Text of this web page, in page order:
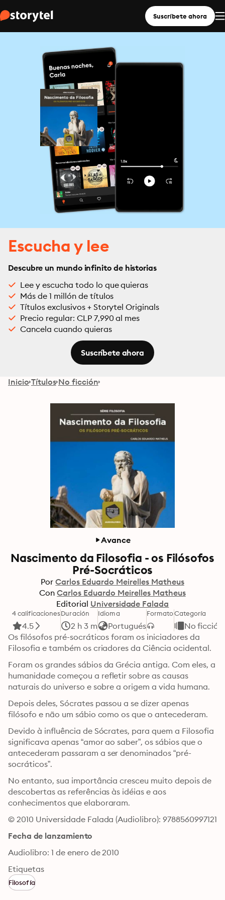
Suscríbete ahora
Escucha y lee
Descubre un mundo infinito de historias
Lee y escucha todo lo que quieras
Más de 1 millón de títulos
Títulos exclusivos + Storytel Originals
Precio regular: CLP 7,990 al mes
Cancela cuando quieras
Suscríbete ahora
Inicio Títulos No ficción
Avance
Nascimento da Filosofia - os Filósofos
Pré-Socráticos
Por Carlos Eduardo Meirelles Matheus
Con Carlos Eduardo Meirelles Matheus
Editorial Universidade Falada
4 calificaciones
4.5
Duración
2 h 3 m
Idioma
Portugués
FormatoCategoría
No ficción
Os filósofos pré-socráticos foram os iniciadores da
Foram os grandes sábios da Grécia antiga. Com eles, a
humanidade começou a refletir sobre as causas
Depois deles, Sócrates passou a se dizer apenas
Devido à influência de Sócrates, para quem a Filosofia
significava apenas “amor ao saber”, os sábios que o
antecederam passaram a ser denominados “pré-
No entanto, sua importância cresceu muito depois de
descobertas as referências às idéias e aos
conhecimentos que elaboraram.
© 2010 Universidade Falada (Audiolibro): 9788560997121
Fecha de lanzamiento
Audiolibro: 1 de enero de 2010
Etiquetas
Filosofía